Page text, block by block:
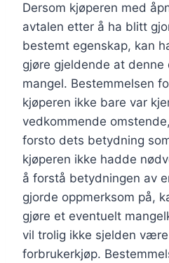
Dersom kjøperen med
avtalen etter å ha blitt
bestemt egenskap, kan
gjøre gjeldende at denne
mangel. Bestemmelsen
kjøperen ikke bare var
vedkommende
forsto dets betydning
kjøperen ikke hadde
å forstå betydningen av
gjorde oppmerksom på,
gjøre et eventuelt
vil trolig ikke sjelden
forbrukerkjøp.